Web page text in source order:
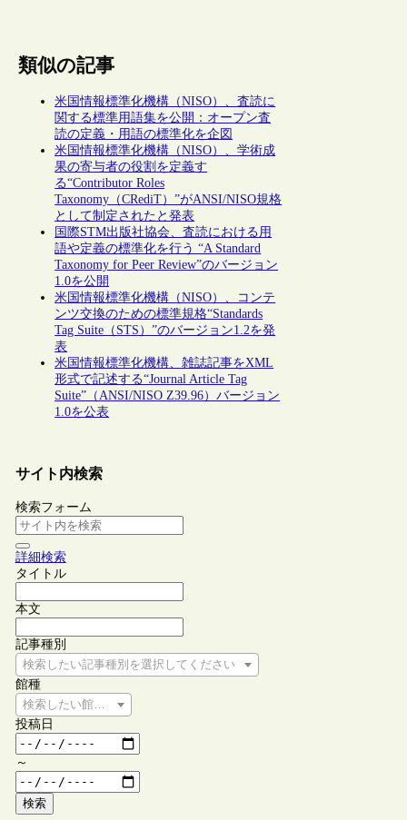
類似の記事
米国情報標準化機構（NISO）、査読に
関する標準用語集を公開：オープン査
読の定義・用語の標準化を企図
米国情報標準化機構（NISO）、学術成
果の寄与者の役割を定義す
る“Contributor Roles
Taxonomy（CRediT）”がANSI/NISO規格
として制定されたと発表
国際STM出版社協会、査読における用
語や定義の標準化を行う “A Standard
Taxonomy for Peer Review”のバージョン
1.0を公開
米国情報標準化機構（NISO）、コンテ
ンツ交換のための標準規格“Standards
Tag Suite（STS）”のバージョン1.2を発
表
米国情報標準化機構、雑誌記事をXML
形式で記述する“Journal Article Tag
Suite”（ANSI/NISO Z39.96）バージョン
1.0を公表
サイト内検索
検索フォーム
詳細検索
タイトル
本文
記事種別
検索したい記事種別を選択してください
館種
検索したい館種を選択してください
投稿日
～
検索